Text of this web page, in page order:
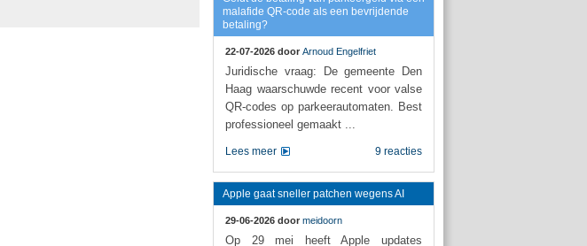
malafide QR-code als een bevrijdende
betaling?
22-07-2026 door Arnoud Engelfriet
Juridische vraag: De gemeente Den
Haag waarschuwde recent voor valse
QR-codes op parkeerautomaten. Best
professioneel gemaakt ...
9 reacties
Lees meer
Apple gaat sneller patchen wegens AI
29-06-2026 door meidoorn
Op 29 mei heeft Apple updates